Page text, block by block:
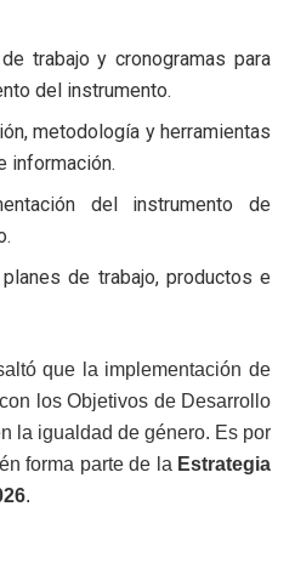
trabajo y cronogramas para
del instrumento.
metodología y herramientas
información.
del instrumento de
de trabajo, productos e
que la implementación de
los Objetivos de Desarrollo
la igualdad de género. Es por
forma parte de la Estrategia
.